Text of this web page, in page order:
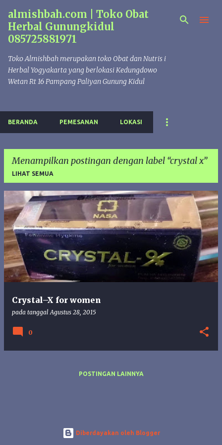
Langsung ke konten utama
almishbah.com | Toko Obat
Herbal Gunungkidul
085725881971
Toko Almishbah merupakan toko Obat dan Nutris i
Herbal Yogyakarta yang berlokasi Kedungdowo
Wetan Rt 16 Pampang Paliyan Gunung Kidul
BERANDA PEMESANAN LOKASI
Menampilkan postingan dengan label crystal x
LIHAT SEMUA
P
o
s
n
g
Crystal–X for women
pada tanggalAgustus 28, 2015
0
POSTINGAN LAINNYA
Diberdayakan oleh Blogger